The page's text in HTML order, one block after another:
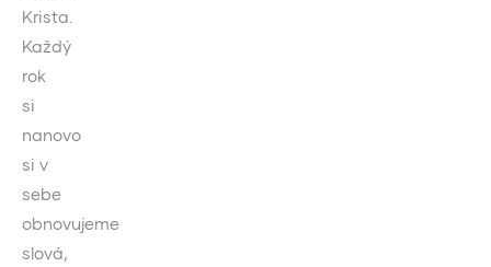
Krista.
Každý
rok
si
nanovo
si v
sebe
obnovujeme
slová,